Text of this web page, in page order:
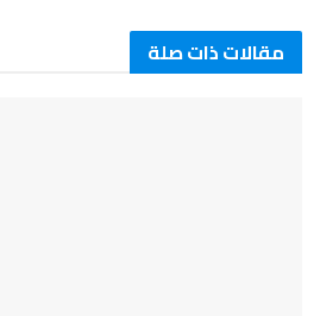
مقالات ذات صلة